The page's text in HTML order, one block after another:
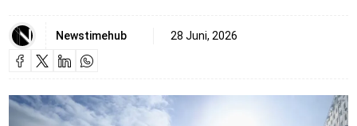
Newstimehub 28 Juni, 2026